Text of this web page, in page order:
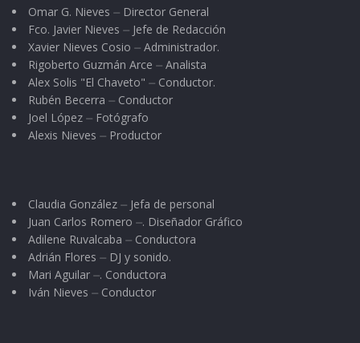
Omar G. Nieves ⏤ Director General
Fco. Javier Nieves ⏤ Jefe de Redacción
Xavier Nieves Cosio ⏤ Administrador.
Rigoberto Guzmán Arce ⏤ Analista
Alex Solis "El Chaveto" ⏤ Conductor.
Rubén Becerra ⏤ Conductor
Joel López ⏤ Fotógrafo
Alexis Nieves ⏤ Productor
Claudia González ⏤ Jefa de personal
Juan Carlos Romero ⏤. Diseñador Gráfico
Adilene Ruvalcaba ⏤ Conductora
Adrián Flores ⏤ DJ y sonido.
Mari Aguilar ⏤. Conductora
Iván Nieves ⏤ Conductor